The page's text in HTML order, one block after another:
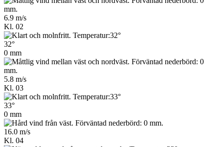
6.9 m/s
Kl. 02
32°
0 mm
5.8 m/s
Kl. 03
33°
0 mm
16.0 m/s
Kl. 04